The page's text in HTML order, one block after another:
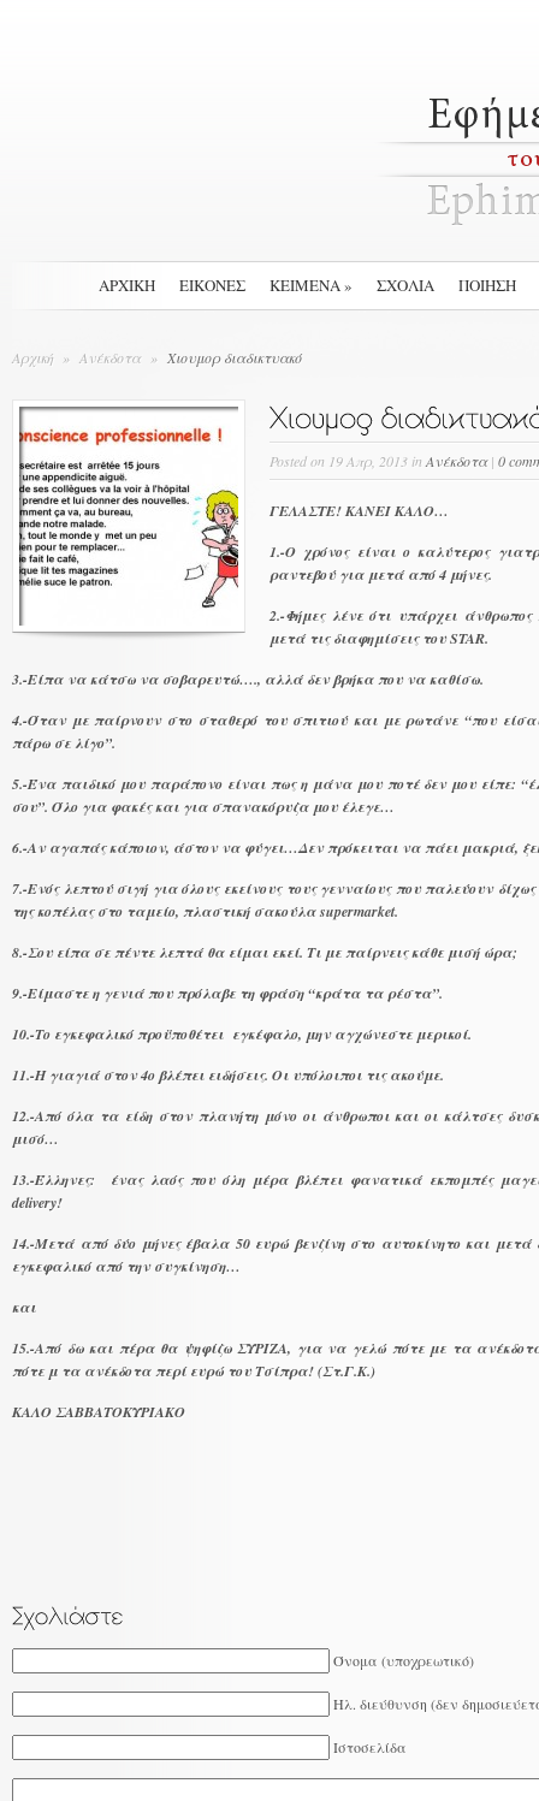
ΑΡΧΙΚΉ ΕΙΚΟΝΕΣ ΚΕΙΜΕΝΑ» ΣΧΟΛΙΑ ΠΟΙΗΣΗ
Αρχική » Ανέκδοτα » Χιουμορ διαδικτυακό
Postedon 19 Απρ, 2013 in Ανέκδοτα| 0
ΓΕΛΑΣΤΕ! ΚΑΝΕΙ ΚΑΛΟ…
1.-Ο χρόνος είναι ο καλύτερος
ραντεβού για μετά από 4 μήνες.
2.-Φήμες λένε ότι υπάρχει
μετά τις διαφημίσεις του STAR.
3.-Είπα να κάτσω να σοβαρευτώ…., αλλά δεν βρήκα που να καθίσω.
4.-Όταν με παίρνουν στο σταθερό του σπιτιού και με ρωτάνε “που
πάρω σε λίγο”.
5.-Ένα παιδικό μου παράπονο είναι πως η μάνα μου ποτέ δεν μου είπε:
σου”. Όλο για φακές και για σπανακόρυζα μου έλεγε…
6.-Αν αγαπάς κάποιον, άστον να φύγει…Δεν πρόκειται να πάει μακριά,
7.-Ενός λεπτού σιγή για όλους εκείνους τους γενναίους που παλεύουν
της κοπέλας στο ταμείο, πλαστική σακούλα supermarket.
8.-Σου είπα σε πέντε λεπτά θα είμαι εκεί. Τι με παίρνεις κάθε μισή ώρα;
9.-Είμαστε η γενιά που πρόλαβε τη φράση “κράτα τα ρέστα”.
10.-Το εγκεφαλικό προϋποθέτει εγκέφαλο, μην αγχώνεστε μερικοί.
11.-Η γιαγιά στον 4ο βλέπει ειδήσεις. Οι υπόλοιποι τις ακούμε.
12.-Από όλα τα είδη στον πλανήτη μόνο οι άνθρωποι και οι κάλτσες
μισό…
13.-Έλληνες: ένας λαός που όλη μέρα βλέπει φανατικά εκπομπές
delivery!
14.-Μετά από δύο μήνες έβαλα 50 ευρώ βενζίνη στο αυτοκίνητο και
εγκεφαλικό από την συγκίνηση…
και
15.-Από δω και πέρα θα ψηφίζω ΣΥΡΙΖΑ, για να γελώ πότε με τα
πότε μ τα ανέκδοτα περί ευρώ του Τσίπρα! (Στ.Γ.Κ.)
ΚΑΛΟ ΣΑΒΒΑΤΟΚΥΡΙΑΚΟ
Όνομα (υποχρεωτικό)
Ηλ. διεύθυνση (δεν
Ιστοσελίδα